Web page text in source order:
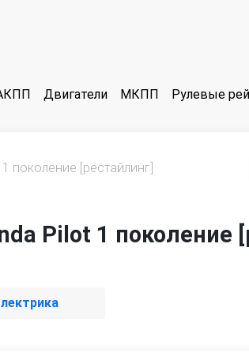
Двигатели МКПП Рулевые
1 поколение [рестайлинг]
Pilot 1 поколение